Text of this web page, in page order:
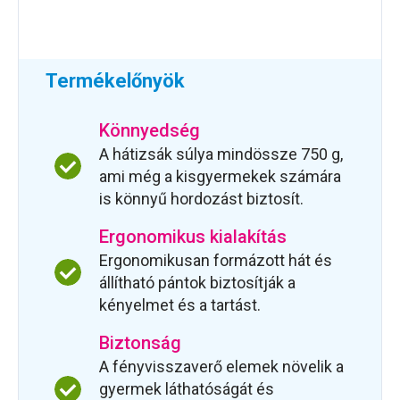
Termékelőnyök
Könnyedség
A hátizsák súlya mindössze 750 g,
ami még a kisgyermekek számára
is könnyű hordozást biztosít.
Ergonomikus kialakítás
Ergonomikusan formázott hát és
állítható pántok biztosítják a
kényelmet és a tartást.
Biztonság
A fényvisszaverő elemek növelik a
gyermek láthatóságát és